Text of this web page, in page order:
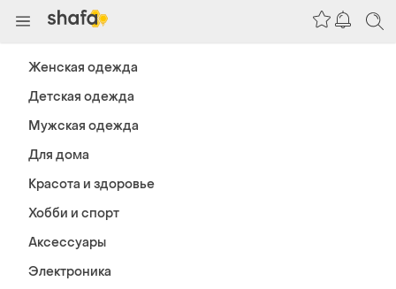
Женская одежда
Детская одежда
Мужская одежда
Для дома
Красота и здоровье
Хобби и спорт
Аксессуары
Электроника